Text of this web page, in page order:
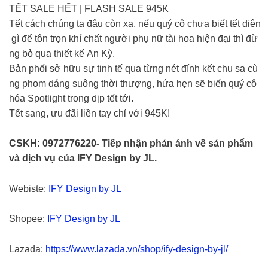
TẾT SALE HẾT | FLASH SALE 945K
Tết cách chúng ta đâu còn xa, nếu quý cô chưa biết tết diện
gì để tôn trọn khí chất người phụ nữ tài hoa hiện đại thì đừ
ng bỏ qua thiết kế An Kỳ.
Bản phối sở hữu sự tinh tế qua từng nét đính kết chu sa cù
ng phom dáng suông thời thượng, hứa hẹn sẽ biến quý cô
hóa Spotlight trong dịp tết tới.
Tết sang, ưu đãi liền tay chỉ với 945K!
CSKH: 0972776220- Tiếp nhận phản ánh về sản phẩm
và dịch vụ của IFY Design by JL.
Webiste: IFY Design by JL
Shopee: IFY Design by JL
Lazada: https://www.lazada.vn/shop/ify-design-by-jl/